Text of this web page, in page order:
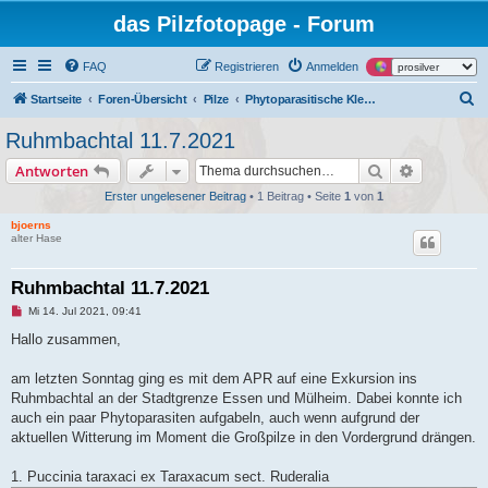
das Pilzfotopage - Forum
FAQ Anmelden
Registrieren
Startseite Foren-Übersicht Pilze Phytoparasitische Kleinpilze und tierische Gallen an Pflanzen
Ruhmbachtal 11.7.2021
Antworten Suche
Erster ungelesener Beitrag • 1 Beitrag • Seite 1 von 1
bjoerns
alter Hase
Ruhmbachtal 11.7.2021
U
g
e
e
n
r
Mi 14. Jul 2021, 09:41
Hallo zusammen,
am letzten Sonntag ging es mit dem APR auf eine Exkursion ins
Ruhmbachtal an der Stadtgrenze Essen und Mülheim. Dabei konnte ich
auch ein paar Phytoparasiten aufgabeln, auch wenn aufgrund der
aktuellen Witterung im Moment die Großpilze in den Vordergrund drängen.
1. Puccinia taraxaci ex Taraxacum sect. Ruderalia